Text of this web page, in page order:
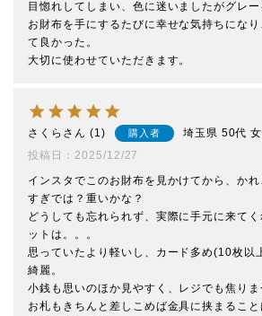
目惚れしてしまい、色に迷いましたがグレー
お財布を手にするたびに幸せな気持ちにな
て良かった。
大切に使わせていただきます。
さくら 1 購入者 埼玉県 50代
投稿日
2025/12/27
インスタでこのお財布を見かけてから、か
すぎでは？重いかな？
どうしても忘れられず、実際に手元に来て
ットは。。。
思っていたより軽いし、カード多め(10枚以
綺麗。
小銭も思いのほか見やすく、レジでも焦りま
お札もきちんと差しこめば金具に挟まるこ